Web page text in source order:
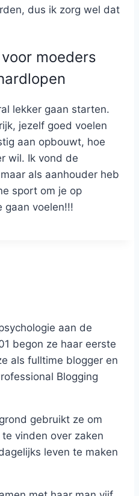
dus ik zorg wel dat
moeders
lekker gaan starten.
jezelf goed voelen
aan opbouwt, hoe
wil. Ik vond de
als aanhouder heb
sport om je op
gaan voelen!!!
aan de
begon ze haar eerste
als fulltime blogger en
Blogging
gebruikt ze om
vinden over zaken
leven te maken